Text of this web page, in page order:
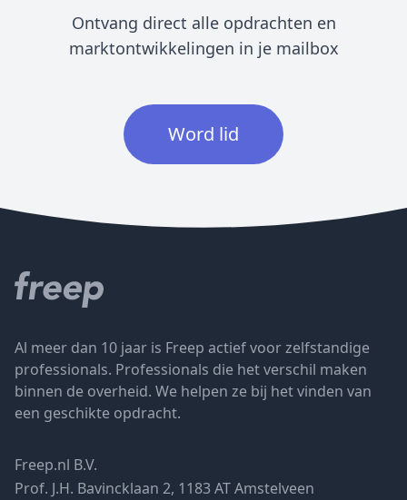
Ontvang direct alle opdrachten en
marktontwikkelingen in je mailbox
Word lid
Al meer dan 10 jaar is Freep actief voor zelfstandige
professionals. Professionals die het verschil maken
binnen de overheid. We helpen ze bij het vinden van
een geschikte opdracht.
Freep.nl B.V.
Prof. J.H. Bavincklaan 2, 1183 AT Amstelveen